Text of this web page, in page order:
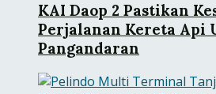
KAI Daop 2 Pastikan
Perjalanan Kereta Api
Pangandaran